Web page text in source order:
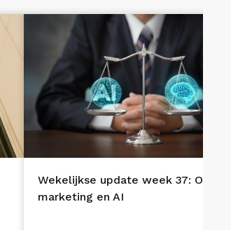
Wekelijkse update week 37: Online
marketing en AI